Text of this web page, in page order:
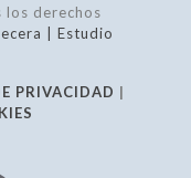
los derechos
| Estudio
PRIVACIDAD |